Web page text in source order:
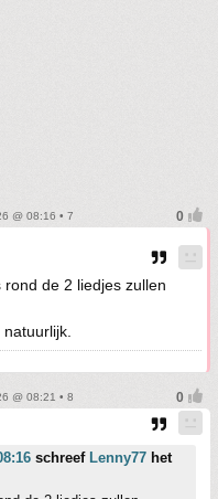
@ 08:16 • 7
de 2 liedjes zullen
@ 08:21 • 8
schreef Lenny77 het